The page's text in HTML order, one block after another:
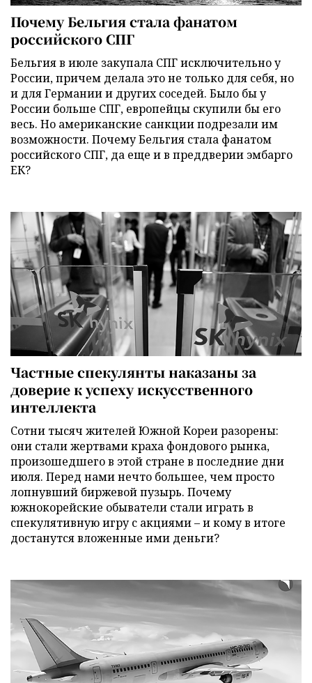
Почему Бельгия стала фанатом
российского СПГ
Бельгия в июле закупала СПГ исключительно у
России, причем делала это не только для себя, но
и для Германии и других соседей. Было бы у
России больше СПГ, европейцы скупили бы его
весь. Но американские санкции подрезали им
возможности. Почему Бельгия стала фанатом
российского СПГ, да еще и в преддверии эмбарго
ЕК?
Частные спекулянты наказаны за
доверие к успеху искусственного
интеллекта
Сотни тысяч жителей Южной Кореи разорены:
они стали жертвами краха фондового рынка,
произошедшего в этой стране в последние дни
июля. Перед нами нечто большее, чем просто
лопнувший биржевой пузырь. Почему
южнокорейские обыватели стали играть в
спекулятивную игру с акциями – и кому в итоге
достанутся вложенные ими деньги?